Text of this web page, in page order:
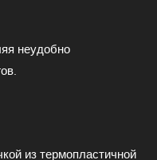
неудобно
из термопластичной